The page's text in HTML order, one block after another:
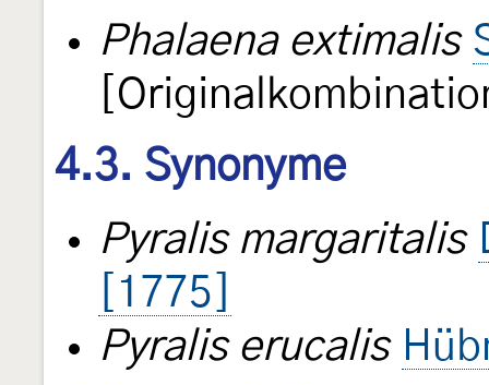
Phalaena extimalis
4.3. Synonyme
Pyralis margaritalis
[1775]
Pyralis erucalis